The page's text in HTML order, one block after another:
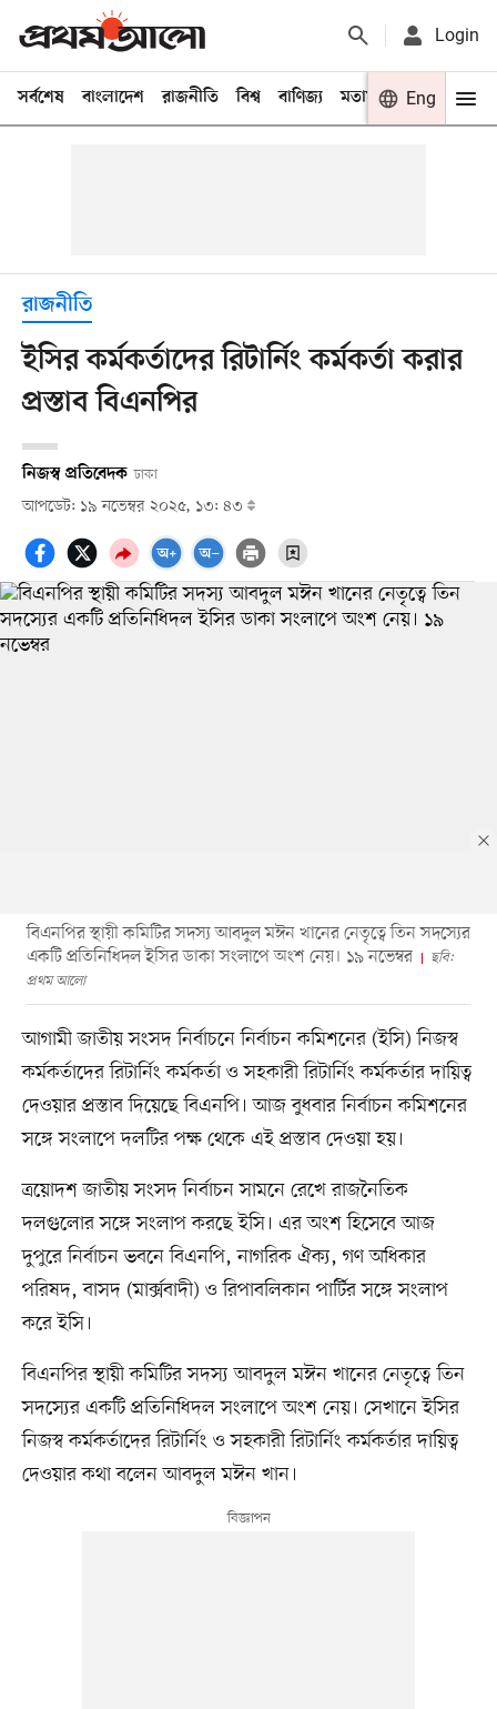
Login
সর্বশেষ বাংলাদেশ রাজনীতি বিশ্ব বাণিজ্য মতামত খেলা
Eng
রাজনীতি
ইসির কর্মকর্তাদের রিটার্নিং কর্মকর্তা করার
প্রস্তাব বিএনপির
নিজস্ব প্রতিবেদক ঢাকা
আপডেট: ১৯ নভেম্বর ২০২৫, ১৩: ৪৩
বিএনপির স্থায়ী কমিটির সদস্য আবদুল মঈন খানের নেতৃত্বে তিন সদস্যের
একটি প্রতিনিধিদল ইসির ডাকা সংলাপে অংশ নেয়। ১৯ নভেম্বর
ছবি:
প্রথম আলো
আগামী জাতীয় সংসদ নির্বাচনে নির্বাচন কমিশনের (ইসি) নিজস্ব
কর্মকর্তাদের রিটার্নিং কর্মকর্তা ও সহকারী রিটার্নিং কর্মকর্তার দায়িত্ব
দেওয়ার প্রস্তাব দিয়েছে বিএনপি। আজ বুধবার নির্বাচন কমিশনের
সঙ্গে সংলাপে দলটির পক্ষ থেকে এই প্রস্তাব দেওয়া হয়।
ত্রয়োদশ জাতীয় সংসদ নির্বাচন সামনে রেখে রাজনৈতিক
দলগুলোর সঙ্গে সংলাপ করছে ইসি। এর অংশ হিসেবে আজ
দুপুরে নির্বাচন ভবনে বিএনপি, নাগরিক ঐক্য, গণ অধিকার
পরিষদ, বাসদ (মার্ক্সবাদী) ও রিপাবলিকান পার্টির সঙ্গে সংলাপ
করে ইসি।
বিএনপির স্থায়ী কমিটির সদস্য আবদুল মঈন খানের নেতৃত্বে তিন
সদস্যের একটি প্রতিনিধিদল সংলাপে অংশ নেয়। সেখানে ইসির
নিজস্ব কর্মকর্তাদের রিটার্নিং ও সহকারী রিটার্নিং কর্মকর্তার দায়িত্ব
দেওয়ার কথা বলেন আবদুল মঈন খান।